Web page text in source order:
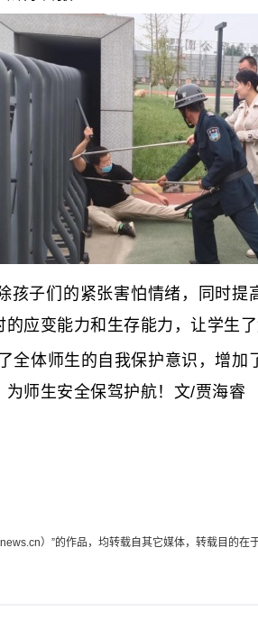
们的紧张害怕情绪，同时提
应变能力和生存能力，让学生
体师生的自我保护意识，增加
师生安全保驾护航！文/贾海睿
）”的作品，均转载自其它媒体，转载目的